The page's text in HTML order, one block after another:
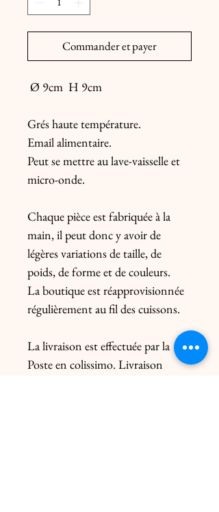
Commander et payer
Ø 9cm H 9cm
Grés haute température.
Email alimentaire.
Peut se mettre au lave-vaisselle et
micro-onde.
Chaque pièce est fabriquée à la
main, il peut donc y avoir de
légères variations de taille, de
poids, de forme et de couleurs.
La boutique est réapprovisionnée
régulièrement au fil des cuissons.
La livraison est effectuée par la
Poste en colissimo. Livraison